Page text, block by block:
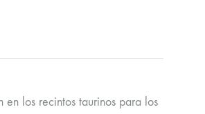
los recintos taurinos para los